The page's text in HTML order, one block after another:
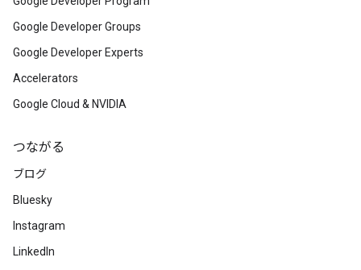
Google Developer Groups
Google Developer Experts
Accelerators
Google Cloud & NVIDIA
つながる
ブログ
Bluesky
Instagram
LinkedIn